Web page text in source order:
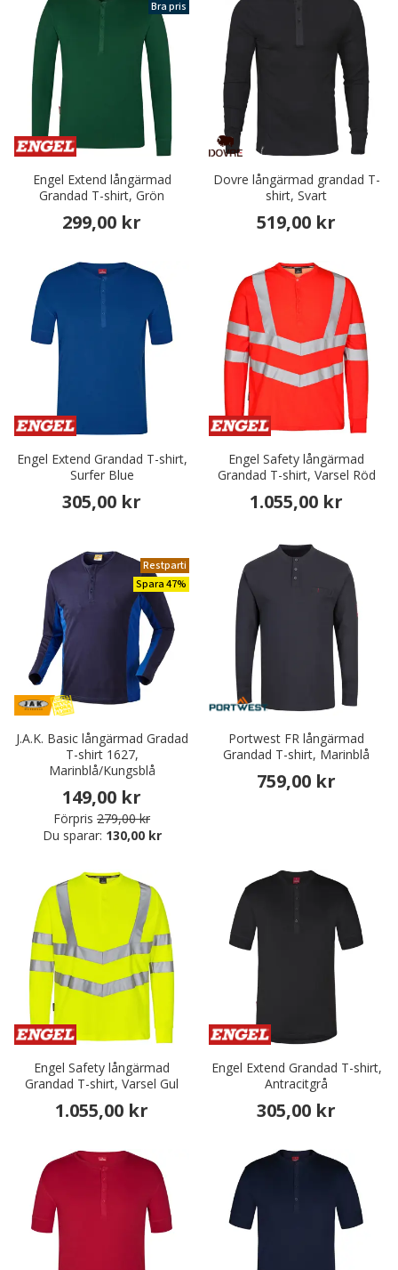
Bra pris
Engel Extend långärmad
Grandad T-shirt, Grön
299,00 kr
Dovre långärmad grandad T-
shirt, Svart
519,00 kr
Engel Extend Grandad T-shirt,
Surfer Blue
305,00 kr
Engel Safety långärmad
Grandad T-shirt, Varsel Röd
1.055,00 kr
Restparti
Spara 47%
J.A.K. Basic långärmad Gradad
T-shirt 1627,
Marinblå/Kungsblå
149,00 kr
Förpris 279,00 kr
Du sparar: 130,00 kr
Portwest FR långärmad
Grandad T-shirt, Marinblå
759,00 kr
Engel Safety långärmad
Grandad T-shirt, Varsel Gul
1.055,00 kr
Engel Extend Grandad T-shirt,
Antracitgrå
305,00 kr